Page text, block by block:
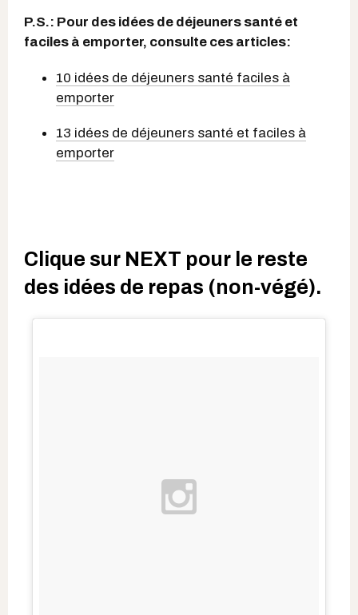
P.S.: Pour des idées de déjeuners santé et
faciles à emporter, consulte ces articles:
10 idées de déjeuners santé faciles à
emporter
13 idées de déjeuners santé et faciles à
emporter
Clique sur NEXT pour le reste
des idées de repas (non-végé).